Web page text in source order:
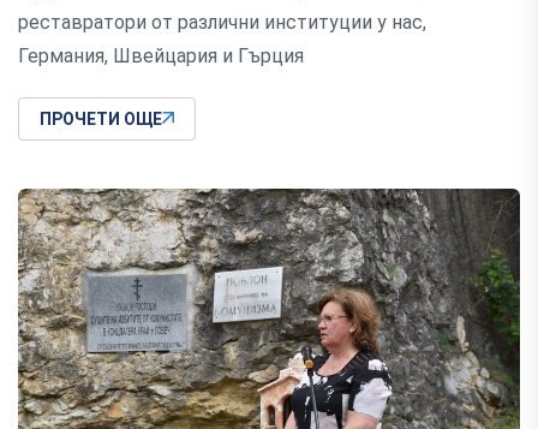
реставратори от различни институции у нас,
Германия, Швейцария и Гърция
ПРОЧЕТИ ОЩЕ